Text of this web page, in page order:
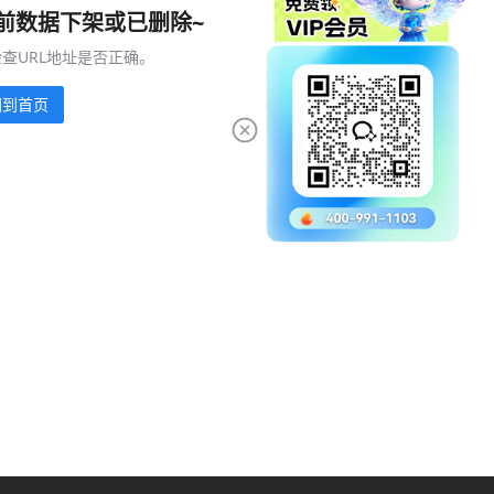
数据下架或已删除~
URL地址是否正确。
首页